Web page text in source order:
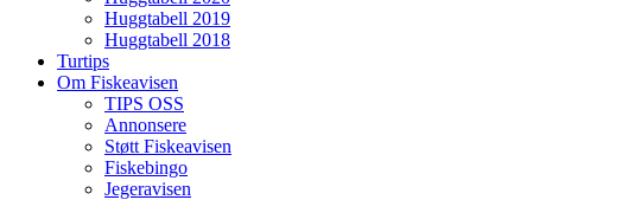
Huggtabell 2019
Huggtabell 2018
Turtips
Om Fiskeavisen
TIPS OSS
Annonsere
Støtt Fiskeavisen
Fiskebingo
Jegeravisen